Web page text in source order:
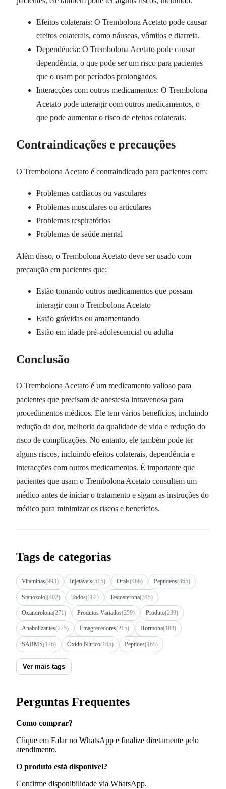
Efeitos colaterais: O Trembolona Acetato pode causar
efeitos colaterais, como náuseas, vômitos e diarreia.
Dependência: O Trembolona Acetato pode causar
dependência, o que pode ser um risco para pacientes
que o usam por períodos prolongados.
Interacções com outros medicamentos: O Trembolona
Acetato pode interagir com outros medicamentos, o
que pode aumentar o risco de efeitos colaterais.
Contraindicações e precauções
O Trembolona Acetato é contraindicado para pacientes com:
Problemas cardíacos ou vasculares
Problemas musculares ou articulares
Problemas respiratórios
Problemas de saúde mental
Além disso, o Trembolona Acetato deve ser usado com
precaução em pacientes que:
Estão tomando outros medicamentos que possam
interagir com o Trembolona Acetato
Estão grávidas ou amamentando
Estão em idade pré-adolescencial ou adulta
Conclusão
O Trembolona Acetato é um medicamento valioso para
pacientes que precisam de anestesia intravenosa para
procedimentos médicos. Ele tem vários benefícios, incluindo
redução da dor, melhoria da qualidade de vida e redução do
risco de complicações. No entanto, ele também pode ter
alguns riscos, incluindo efeitos colaterais, dependência e
interacções com outros medicamentos. É importante que
pacientes que usam o Trembolona Acetato consultem um
médico antes de iniciar o tratamento e sigam as instruções do
médico para minimizar os riscos e benefícios.
Tags de categorias
Vitaminas(993) Injetáveis(515) Orais(466) Peptídeos(465)
Stanozolol(402) Todos(382) Testosterona(345)
Oxandrolona(271) Produtos Variados(259) Produto(239)
Anabolizantes(225) Emagrecedores(215) Hormona(183)
SARMS(176) Óxido Nítrico(165) Peptides(165)
Ver mais tags
Perguntas Frequentes
Como comprar?
Clique em Falar no WhatsApp e finalize diretamente pelo
atendimento.
O produto está disponível?
Confirme disponibilidade via WhatsApp.